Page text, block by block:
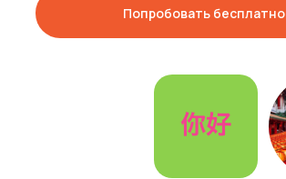
Попробовать бесплатно